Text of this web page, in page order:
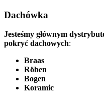
Dachówka
Jesteśmy głównym
pokryć dachowych:
Braas
Röben
Bogen
Koramic